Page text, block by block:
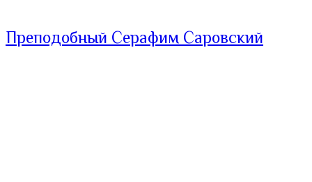
Преподобный Серафим Саровский